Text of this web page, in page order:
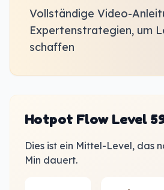
Vollständige Video-
Expertenstrategien, um
schaffen
Hotpot Flow Level
Dies ist ein Mittel-Level, das
Min dauert.